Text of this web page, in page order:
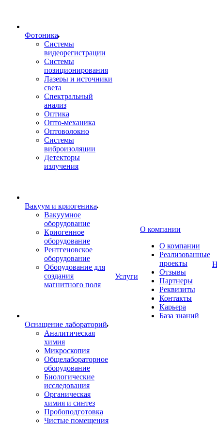
Фотоника
Cистемы
видеорегистрации
Системы
позиционирования
Лазеры и источники
света
Спектральный
анализ
Оптика
Опто-механика
Оптоволокно
Системы
виброизоляции
Детекторы
излучения
Вакуум и криогеника
Вакуумное
оборудование
Криогенное
оборудование
Рентгеновское
оборудование
Оборудование для
создания
магнитного поля
Оснащение лабораторий
Аналитическая
химия
Микроскопия
Общелабораторное
оборудование
Биологические
исследования
Органическая
химия и синтез
Пробоподготовка
Чистые помещения
Услуги
О компании
О компании
Реализованные
проекты
Отзывы
Партнеры
Реквизиты
Контакты
Карьера
База знаний